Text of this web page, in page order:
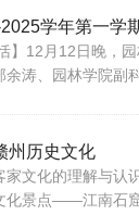
学年第一学
】12月12日晚
涛、园林学院
州历史文化
文化的理解与
化景点——江南石